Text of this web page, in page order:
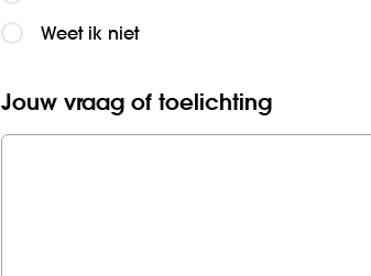
Weet ik niet
Jouw vraag of toelichting